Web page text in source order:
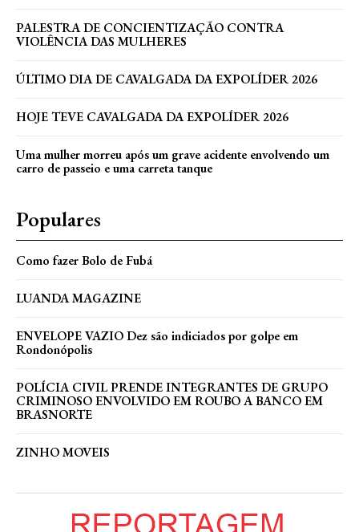
PALESTRA DE CONCIENTIZAÇÃO CONTRA
VIOLÊNCIA DAS MULHERES
ÚLTIMO DIA DE CAVALGADA DA EXPOLÍDER 2026
HOJE TEVE CAVALGADA DA EXPOLÍDER 2026
Uma mulher morreu após um grave acidente envolvendo um
carro de passeio e uma carreta tanque
Populares
Como fazer Bolo de Fubá
LUANDA MAGAZINE
ENVELOPE VAZIO Dez são indiciados por golpe em
Rondonópolis
POLÍCIA CIVIL PRENDE INTEGRANTES DE GRUPO
CRIMINOSO ENVOLVIDO EM ROUBO A BANCO EM
BRASNORTE
ZINHO MOVEIS